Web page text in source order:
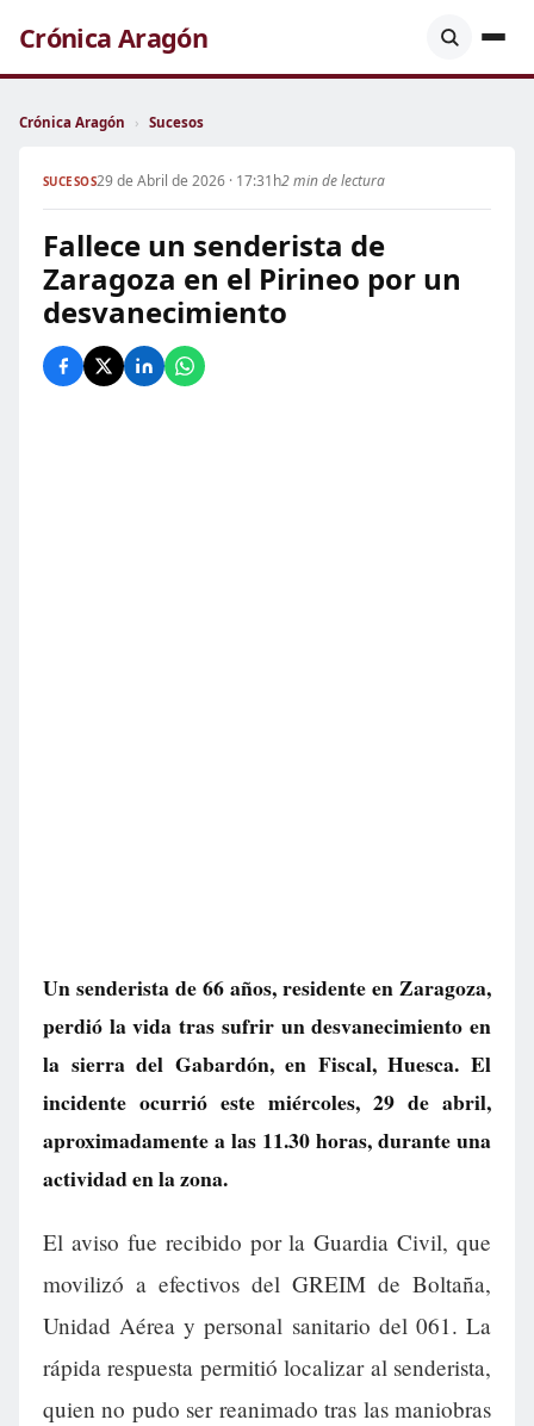
Crónica Aragón
Crónica Aragón › Sucesos
SUCESOS29 de Abril de 2026 · 17:31h2 min de lectura
Fallece un senderista de
Zaragoza en el Pirineo por un
desvanecimiento
Un senderista de 66 años, residente en Zaragoza,
perdió la vida tras sufrir un desvanecimiento en
la sierra del Gabardón, en Fiscal, Huesca. El
incidente ocurrió este miércoles, 29 de abril,
aproximadamente a las 11.30 horas, durante una
actividad en la zona.
El aviso fue recibido por la Guardia Civil, que
movilizó a efectivos del GREIM de Boltaña,
Unidad Aérea y personal sanitario del 061. La
rápida respuesta permitió localizar al senderista,
quien no pudo ser reanimado tras las maniobras